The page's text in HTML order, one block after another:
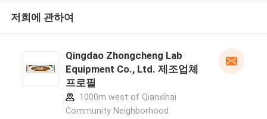
저희에 관하여
Qingdao Zhongcheng Lab
Equipment Co., Ltd. 제조업체
프로필
1000m west of Qianxihai
Community Neighborhood